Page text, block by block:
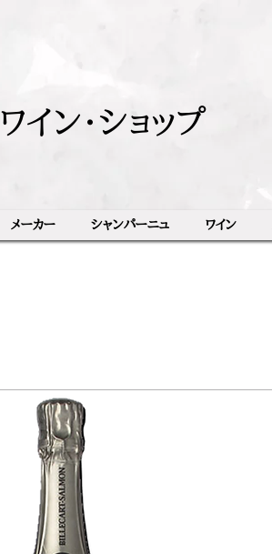
ン・ショップ
メーカー シャンパーニュ ワイン